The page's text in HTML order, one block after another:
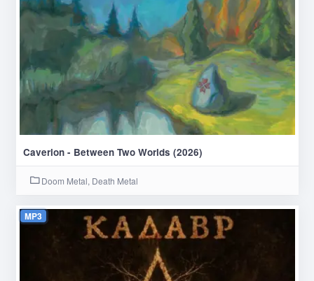
Caverion - Between Two Worlds (2026)
Doom Metal, Death Metal
MP3